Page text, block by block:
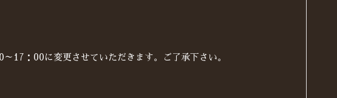
17：00に変更させていただきます。ご了承下さい。